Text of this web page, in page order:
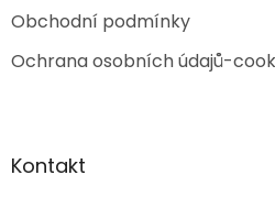
Obchodní podmínky
Ochrana osobních údajů-
Kontakt